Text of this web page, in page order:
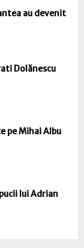
au devenit
Dolănescu
pe Mihai Albu
lui Adrian